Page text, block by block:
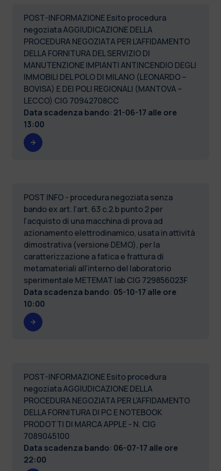
POST-INFORMAZIONE Esito procedura
negoziata AGGIUDICAZIONE DELLA
PROCEDURA NEGOZIATA PER L’AFFIDAMENTO
DELLA FORNITURA DEL SERVIZIO DI
MANUTENZIONE IMPIANTI ANTINCENDIO DEGLI
IMMOBILI DEL POLO DI MILANO (LEONARDO –
BOVISA) E DEI POLI REGIONALI (MANTOVA –
LECCO) CIG 70942708CC
Data scadenza bando: 21-06-17 alle ore
13:00
POST INFO - procedura negoziata senza
bando ex art. l’art. 63 c.2.b punto 2 per
l’acquisto di una macchina di prova ad
azionamento elettrodinamico, usata in attività
dimostrativa (versione DEMO), per la
caratterizzazione a fatica e frattura di
metamateriali all’interno del laboratorio
sperimentale METEMAT lab CIG 729856023F
Data scadenza bando: 05-10-17 alle ore
10:00
POST-INFORMAZIONE Esito procedura
negoziata AGGIUDICAZIONE DELLA
PROCEDURA NEGOZIATA PER L’AFFIDAMENTO
DELLA FORNITURA DI PC E NOTEBOOK
PRODOTTI DI MARCA APPLE - N. CIG
7089045100
Data scadenza bando: 06-07-17 alle ore
22:00